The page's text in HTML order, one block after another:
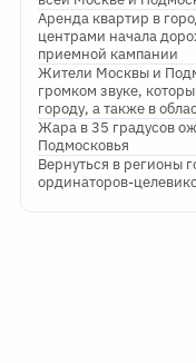
Аренда квартир в
центрами начала
приемной кампании
Жители Москвы и
громком звуке,
городу, а также в
Жара в 35 градусов
Подмосковья
Вернуться в регионы
ординаторов-